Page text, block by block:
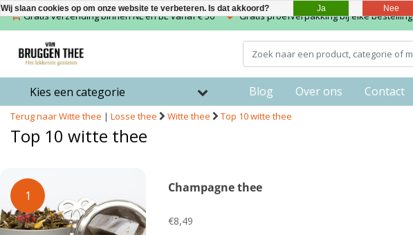
Gratis verzending binnen NL en BE vanaf € 50 Gratis proefverpakking bij elke bestelling
Kies een categorie Blog Over ons Contact
Terug naar Witte thee | Losse thee Witte thee Top 10 witte thee
Top 10 witte thee
1
Champagne thee
€8,49
Wij slaan cookies op om onze website te verbeteren. Is dat akkoord? Ja Nee